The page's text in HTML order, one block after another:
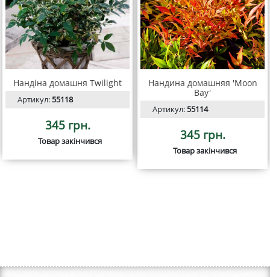
Нандіна домашня Twilight
Артикул:55118
345 грн.
Товар закінчився
Нандина домашняя 'Moon
Bay'
Артикул:55114
345 грн.
Товар закінчився